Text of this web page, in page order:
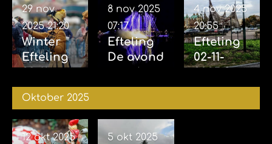
Winter
Efteling
2025
29 nov
2025 21:20
Efteling
De avond
vijf
07-11-2025
8 nov 2025
07:17
Efteling
02-11-
04-11-
4 nov 2025
20:55
Oktober 2025
12 okt 2025
5 okt 2025